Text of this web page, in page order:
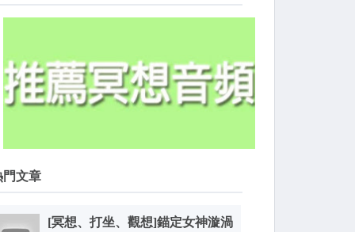
門文章
[冥想、打坐、觀想]錨定女神漩渦